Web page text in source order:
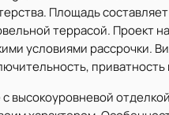
Площадь составляет
террасой. Проект
условиями рассрочки.
приватность
высокоуровневой